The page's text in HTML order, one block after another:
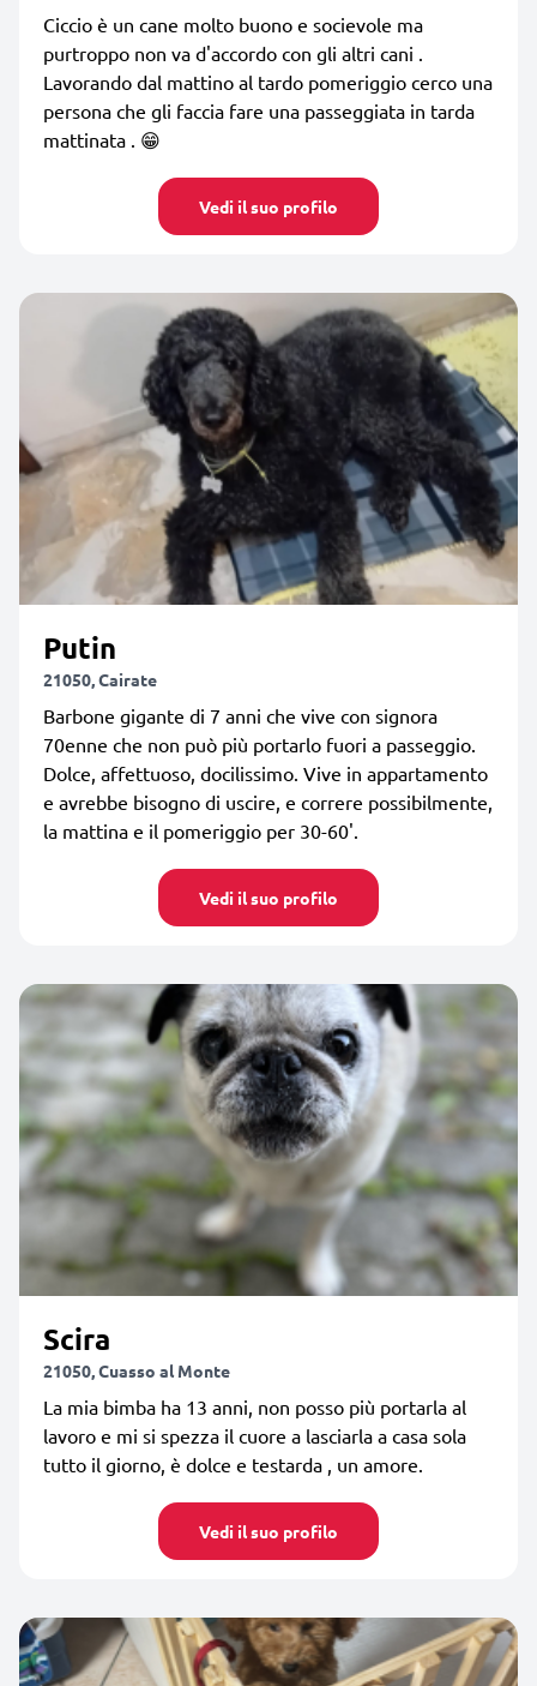
Ciccio è un cane molto buono e socievole ma
purtroppo non va d'accordo con gli altri cani .
Lavorando dal mattino al tardo pomeriggio cerco una
persona che gli faccia fare una passeggiata in tarda
mattinata . 😁
Vedi il suo profilo
Putin
21050, Cairate
Barbone gigante di 7 anni che vive con signora
70enne che non può più portarlo fuori a passeggio.
Dolce, affettuoso, docilissimo. Vive in appartamento
e avrebbe bisogno di uscire, e correre possibilmente,
la mattina e il pomeriggio per 30-60'.
Vedi il suo profilo
Scira
21050, Cuasso al Monte
La mia bimba ha 13 anni, non posso più portarla al
lavoro e mi si spezza il cuore a lasciarla a casa sola
tutto il giorno, è dolce e testarda , un amore.
Vedi il suo profilo